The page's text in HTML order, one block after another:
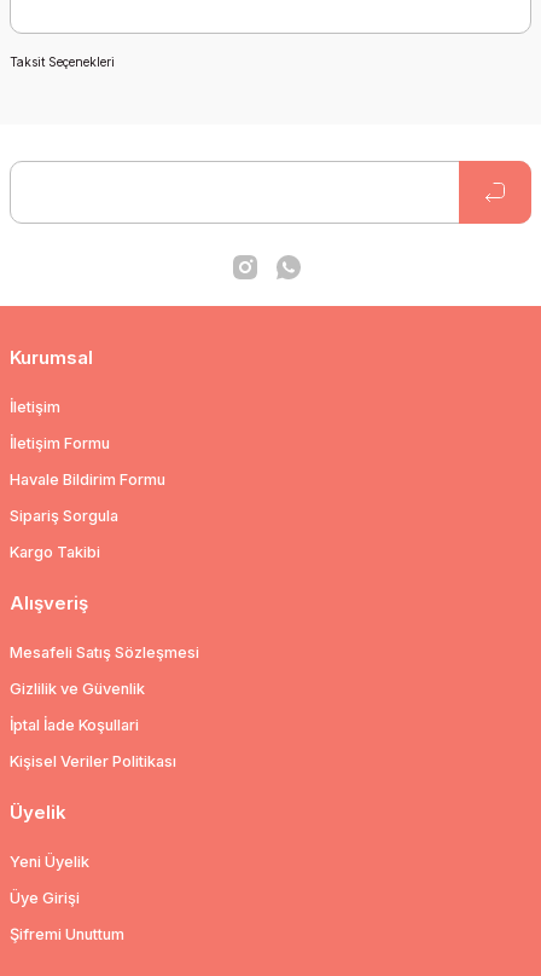
Taksit Seçenekleri
Kurumsal
İletişim
İletişim Formu
Havale Bildirim Formu
Sipariş Sorgula
Kargo Takibi
Alışveriş
Mesafeli Satış Sözleşmesi
Gizlilik ve Güvenlik
İptal İade Koşullari
Kişisel Veriler Politikası
Üyelik
Yeni Üyelik
Üye Girişi
Şifremi Unuttum